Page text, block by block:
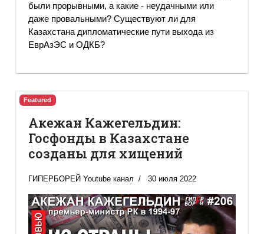
были прорывными, а какие - неудачными или
даже провальными? Существуют ли для
Казахстана дипломатические пути выхода из
ЕврАзЭС и ОДКБ?
Featured
Акежан Кажегельдин:
Госфонды в Казахстане
созданы для хищений
ГИПЕРБОРЕЙ Youtube канал 30 июля 2022